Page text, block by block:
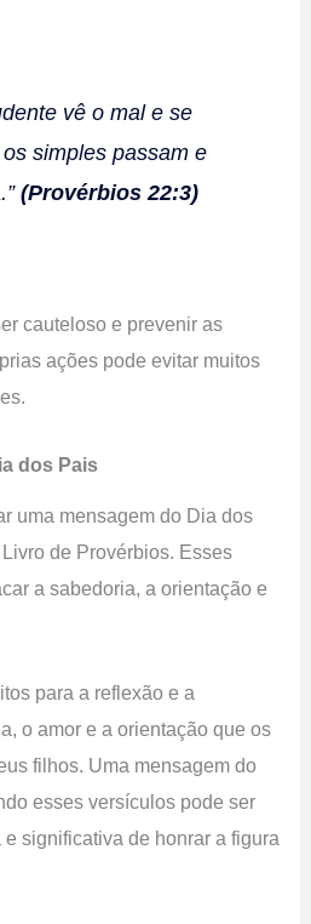
vê o mal e se
simples passam e
(Provérbios 22:3)
cauteloso e prevenir as
ações pode evitar muitos
dos Pais
uma mensagem do Dia dos
de Provérbios. Esses
a sabedoria, a orientação e
para a reflexão e a
o amor e a orientação que os
filhos. Uma mensagem do
esses versículos pode ser
significativa de honrar a figura